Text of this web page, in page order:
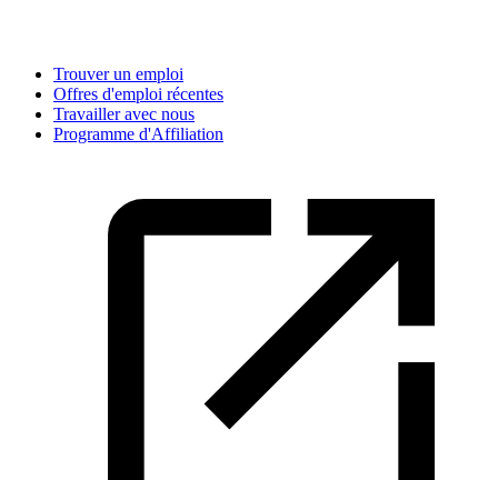
Trouver un emploi
Offres d'emploi récentes
Travailler avec nous
Programme d'Affiliation